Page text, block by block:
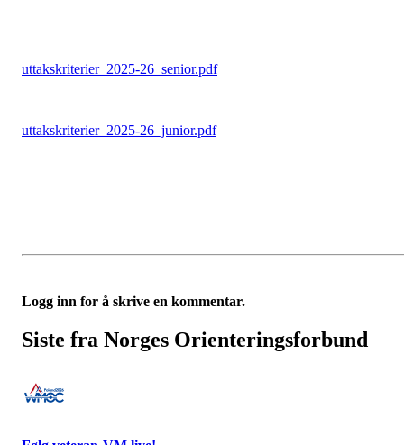
uttakskriterier_2025-26_senior.pdf
uttakskriterier_2025-26_junior.pdf
Logg inn for å skrive en kommentar.
Siste fra Norges Orienteringsforbund